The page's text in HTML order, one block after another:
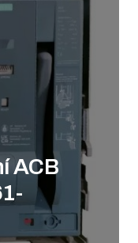
ACB